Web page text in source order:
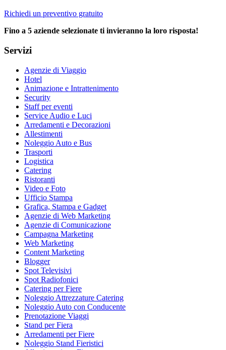
Richiedi un preventivo gratuito
Fino a 5 aziende selezionate ti invieranno la loro risposta!
Servizi
Agenzie di Viaggio
Hotel
Animazione e Intrattenimento
Security
Staff per eventi
Service Audio e Luci
Arredamenti e Decorazioni
Allestimenti
Noleggio Auto e Bus
Trasporti
Logistica
Catering
Ristoranti
Video e Foto
Ufficio Stampa
Grafica, Stampa e Gadget
Agenzie di Web Marketing
Agenzie di Comunicazione
Campagna Marketing
Web Marketing
Content Marketing
Blogger
Spot Televisivi
Spot Radiofonici
Catering per Fiere
Noleggio Attrezzature Catering
Noleggio Auto con Conducente
Prenotazione Viaggi
Stand per Fiera
Arredamenti per Fiere
Noleggio Stand Fieristici